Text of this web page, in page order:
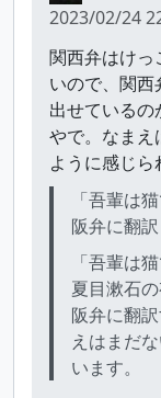
2023/02/24
関西弁はけっ
いので、関
出せているの
やで。なまえ
ように感じら
「吾輩は
阪弁に翻訳
「吾輩は
夏目漱石
阪弁に翻
えはまだ
います。